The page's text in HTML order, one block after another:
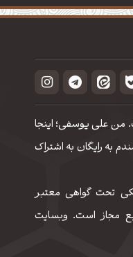
من علی یوسفی؛ اینجا
به رایگان به اشتراک
تحت گواهی معتبر
مجاز است. وبسایت